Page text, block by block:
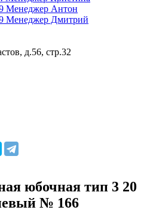
Менеджер Антон
Менеджер Дмитрий
д.56, стр.32
юбочная тип 3 20
№ 166